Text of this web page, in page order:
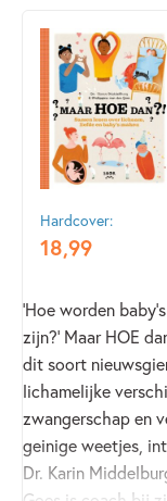
dat kunt.
Hardcover:
18,99
‘Hoe worden
zijn?’ Maar HOE
dit soort
lichamelijke
zwangerschap en
geinige weetjes,
Dr. Karin